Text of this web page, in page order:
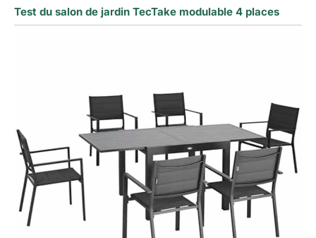
Test du salon de jardin TecTake modulable 4 places